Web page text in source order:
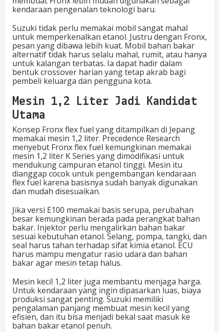
kendaraan pengenalan teknologi baru.
Suzuki tidak perlu memakai mobil sangat mahal
untuk memperkenalkan etanol. Justru dengan Fronx,
pesan yang dibawa lebih kuat. Mobil bahan bakar
alternatif tidak harus selalu mahal, rumit, atau hanya
untuk kalangan terbatas. Ia dapat hadir dalam
bentuk crossover harian yang tetap akrab bagi
pembeli keluarga dan pengguna kota.
Mesin 1,2 Liter Jadi Kandidat
Utama
Konsep Fronx flex fuel yang ditampilkan di Jepang
memakai mesin 1,2 liter. Precedence Research
menyebut Fronx flex fuel kemungkinan memakai
mesin 1,2 liter K Series yang dimodifikasi untuk
mendukung campuran etanol tinggi. Mesin itu
dianggap cocok untuk pengembangan kendaraan
flex fuel karena basisnya sudah banyak digunakan
dan mudah disesuaikan.
Jika versi E100 memakai basis serupa, perubahan
besar kemungkinan berada pada perangkat bahan
bakar. Injektor perlu mengalirkan bahan bakar
sesuai kebutuhan etanol. Selang, pompa, tangki, dan
seal harus tahan terhadap sifat kimia etanol. ECU
harus mampu mengatur rasio udara dan bahan
bakar agar mesin tetap halus.
Mesin kecil 1,2 liter juga membantu menjaga harga.
Untuk kendaraan yang ingin dipasarkan luas, biaya
produksi sangat penting. Suzuki memiliki
pengalaman panjang membuat mesin kecil yang
efisien, dan itu bisa menjadi bekal saat masuk ke
bahan bakar etanol penuh.